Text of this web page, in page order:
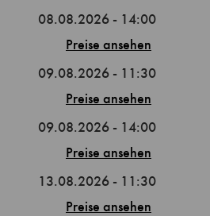
08.08.2026 - 14:00
Preise
09.08.2026 - 11:30
Preise
09.08.2026 - 14:00
Preise
13.08.2026 - 11:30
Preise